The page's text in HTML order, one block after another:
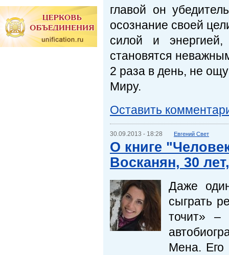
главой он
осознание своей
силой и энергией,
становятся
2 раза в день, не
Миру.
Оставить
30.09.2013 - 18:28 Евгений Свет
О книге
Восканян, 30
Даже
сыграть
точит» –
Мена. Его